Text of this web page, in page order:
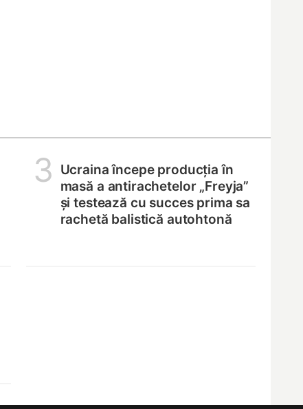
3
Ucraina începe producția în
masă a antirachetelor „Freyja”
și testează cu succes prima sa
rachetă balistică autohtonă